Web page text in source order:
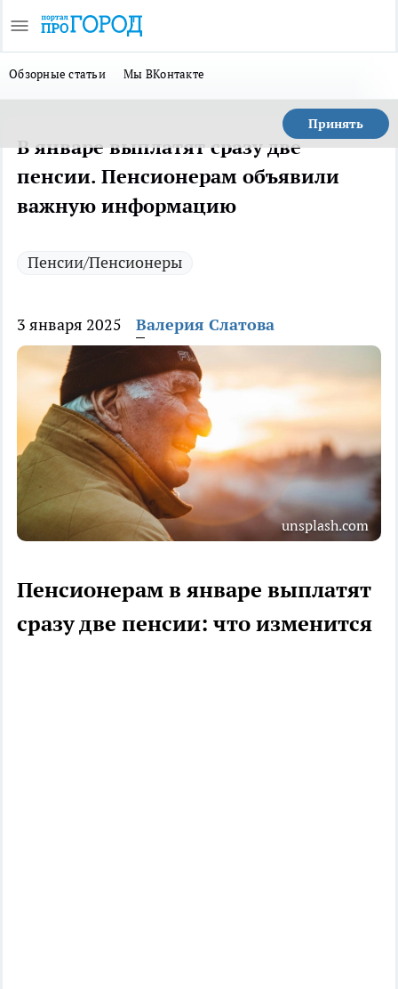
Обзорные статьи Мы ВКонтакте
Принять
В январе выплатят сразу две
пенсии. Пенсионерам объявили
важную информацию
Пенсии/Пенсионеры
3 января 2025 Валерия Слатова
unsplash.com
Пенсионерам в январе выплатят
сразу две пенсии: что изменится